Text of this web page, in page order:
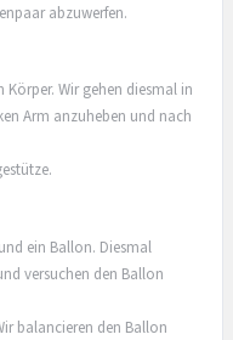
abzuwerfen.
Körper. Wir gehen diesmal in
Arm anzuheben und nach
ein Ballon. Diesmal
versuchen den Ballon
balancieren den Ballon